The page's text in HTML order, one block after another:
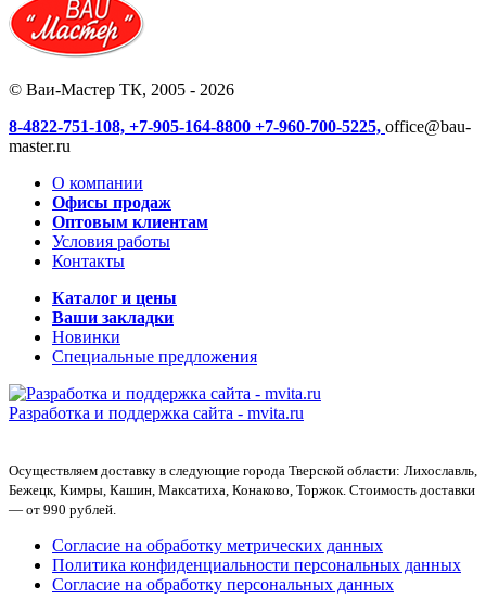
© Ваи-Мастер ТК, 2005 - 2026
8-4822-751-108, +7-905-164-8800 +7-960-700-5225, office@bau-
master.ru
О компании
Офисы продаж
Оптовым клиентам
Условия работы
Контакты
Каталог и цены
Ваши закладки
Новинки
Специальные предложения
Разработка и поддержка сайта - mvita.ru
Осуществляем доставку в следующие города Тверской области: Лихославль,
Бежецк, Кимры, Кашин, Максатиха, Конаково, Торжок. Стоимость доставки
— от 990 рублей.
Согласие на обработку метрических данных
Политика конфиденциальности персональных данных
Согласие на обработку персональных данных